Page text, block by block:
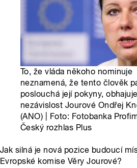
To, že vláda někoho nominuje
neznamená, že tento člověk
poslouchá její pokyny, obhajuje
nezávislost Jourové Ondřej
(ANO) | Foto: Fotobanka
Český rozhlas Plus
Jak silná je nová pozice budoucí
Evropské komise Věry Jourové?